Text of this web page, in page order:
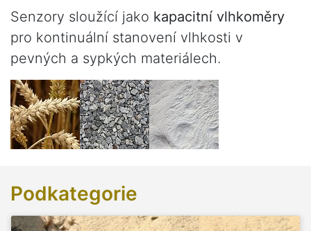
Senzory sloužící jako kapacitní vlhkoměry
pro kontinuální stanovení vlhkosti v
pevných a sypkých materiálech.
Podkategorie